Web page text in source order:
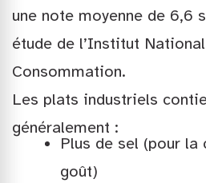
une note moyenne de 6,6
étude de l’Institut
Consommation.
Les plats industriels
généralement :
Plus de sel (pour
goût)